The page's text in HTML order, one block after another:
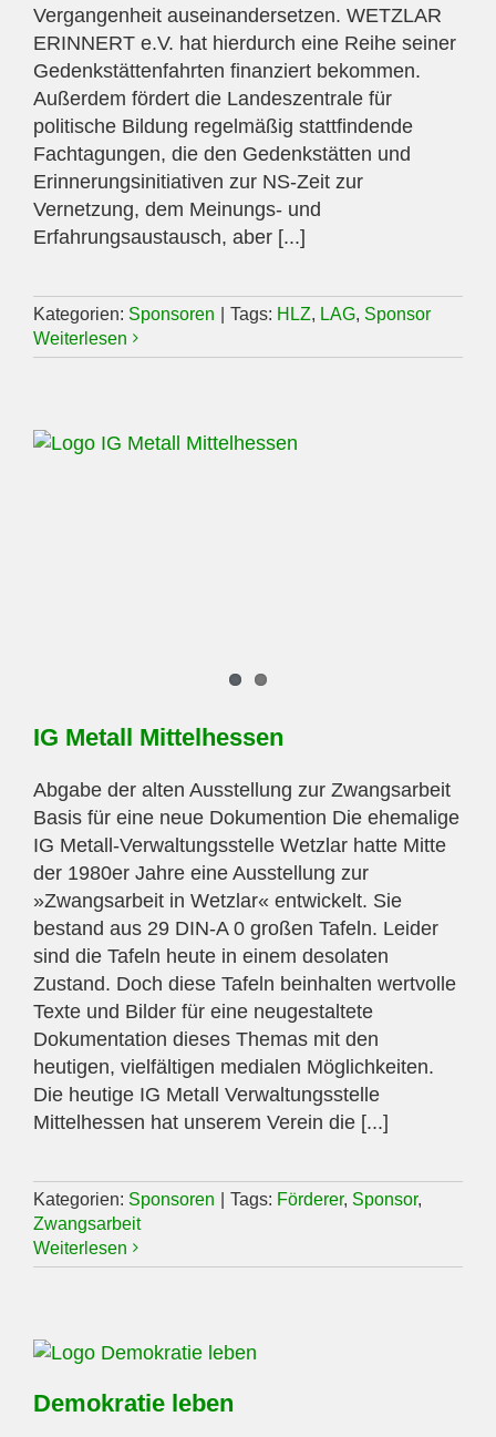
Vergangenheit auseinandersetzen. WETZLAR
ERINNERT e.V. hat hierdurch eine Reihe seiner
Gedenkstättenfahrten finanziert bekommen.
Außerdem fördert die Landeszentrale für
politische Bildung regelmäßig stattfindende
Fachtagungen, die den Gedenkstätten und
Erinnerungsinitiativen zur NS-Zeit zur
Vernetzung, dem Meinungs- und
Erfahrungsaustausch, aber [...]
Kategorien: Sponsoren Tags: HLZ, LAG, Sponsor
Weiterlesen
IG Metall Mittelhessen
Abgabe der alten Ausstellung zur Zwangsarbeit
Basis für eine neue Dokumention Die ehemalige
IG Metall-Verwaltungsstelle Wetzlar hatte Mitte
der 1980er Jahre eine Ausstellung zur
»Zwangsarbeit in Wetzlar« entwickelt. Sie
bestand aus 29 DIN-A 0 großen Tafeln. Leider
sind die Tafeln heute in einem desolaten
Zustand. Doch diese Tafeln beinhalten wertvolle
Texte und Bilder für eine neugestaltete
Dokumentation dieses Themas mit den
heutigen, vielfältigen medialen Möglichkeiten.
Die heutige IG Metall Verwaltungsstelle
Mittelhessen hat unserem Verein die [...]
Kategorien: Sponsoren Tags: Förderer, Sponsor,
Zwangsarbeit
Weiterlesen
Demokratie leben